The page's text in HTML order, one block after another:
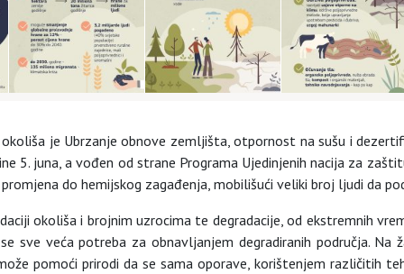
je Ubrzanje obnove zemljišta, otpornost na sušu i
5. juna, a vođen od strane Programa Ujedinjenih nacija za
do hemijskog zagađenja, mobilišući veliki broj ljudi da
okoliša i brojnim uzrocima te degradacije, od ekstremnih
sve veća potreba za obnavljanjem degradiranih područja. Na
pomoći prirodi da se sama oporave, korištenjem različitih